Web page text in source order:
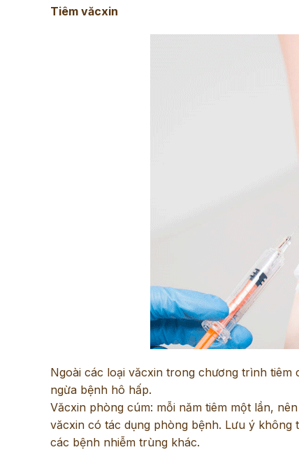
Tiêm văcxin
Ngoài các loại văcxin trong chương trình
ngừa bệnh hô hấp.
Văcxin phòng cúm: mỗi năm tiêm một lần,
văcxin có tác dụng phòng bệnh. Lưu ý
các bệnh nhiễm trùng khác.